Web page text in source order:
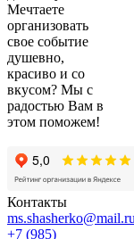
Мечтаете
организовать
свое событие
душевно,
красиво и со
вкусом? Мы с
радостью Вам в
этом поможем!
Контакты
ms.shasherko@mail.ru
+7 (985)